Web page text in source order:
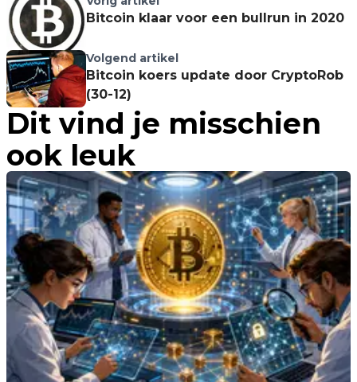
Bitcoin klaar voor een bullrun in 2020
Volgend artikel
Bitcoin koers update door CryptoRob
(30-12)
Dit vind je misschien
ook leuk